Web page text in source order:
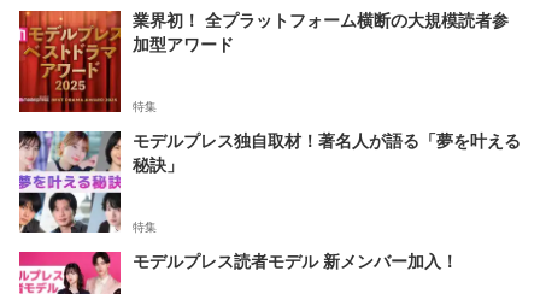
業界初！ 全プラットフォーム横断の大規模読者参
加型アワード
特集
モデルプレス独自取材！著名人が語る「夢を叶える
秘訣」
特集
モデルプレス読者モデル 新メンバー加入！